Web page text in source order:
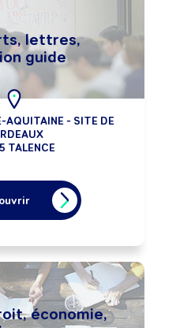
lettres,
guide
AQUITAINE - SITE DE
TALENCE
économie,